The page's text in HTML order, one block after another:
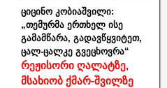
ციცინო კობიაშვილი:
„თემურმა ერთხელ ისე
გამამწარა, გადავწყვიტეთ,
ცალ-ცალკე გვეცხოვრა“
რეჟისორი ღალატზე,
მსახიობ ქმარ-შვილზე